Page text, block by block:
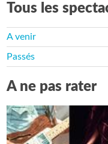
Tous les
A venir
Passés
A ne pas rater